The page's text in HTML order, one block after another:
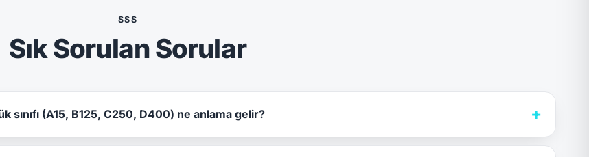
SSS
Sık Sorulan Sorular
sınıfı (A15, B125, C250, D400) ne anlama gelir? +